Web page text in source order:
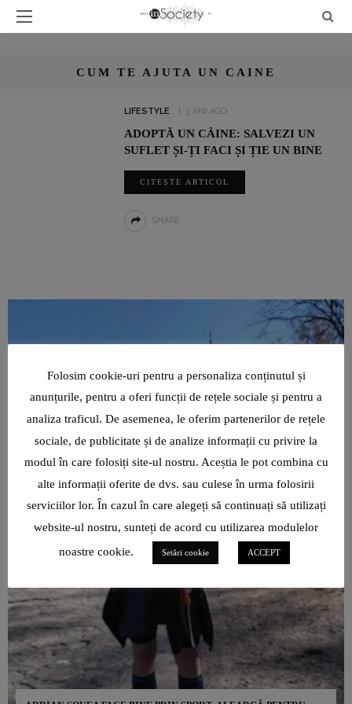
CUM TE AJUTA UN CAINE
LIFESTYLE 3 ANI AGO
ADOPTĂ UN CÂINE: SALVEZI UN
SUFLET ȘI-ȚI FACI ȘI ȚIE UN BINE
CITEȘTE ARTICOL
SHARE
Folosim cookie-uri pentru a personaliza conținutul și
anunțurile, pentru a oferi funcții de rețele sociale și pentru a
analiza traficul. De asemenea, le oferim partenerilor de rețele
sociale, de publicitate și de analize informații cu privire la
modul în care folosiți site-ul nostru. Aceștia le pot combina cu
alte informații oferite de dvs. sau culese în urma folosirii
serviciilor lor. În cazul în care alegeți să continuați să utilizați
website-ul nostru, sunteți de acord cu utilizarea modulelor
noastre cookie.
Setări cookie ACCEPT